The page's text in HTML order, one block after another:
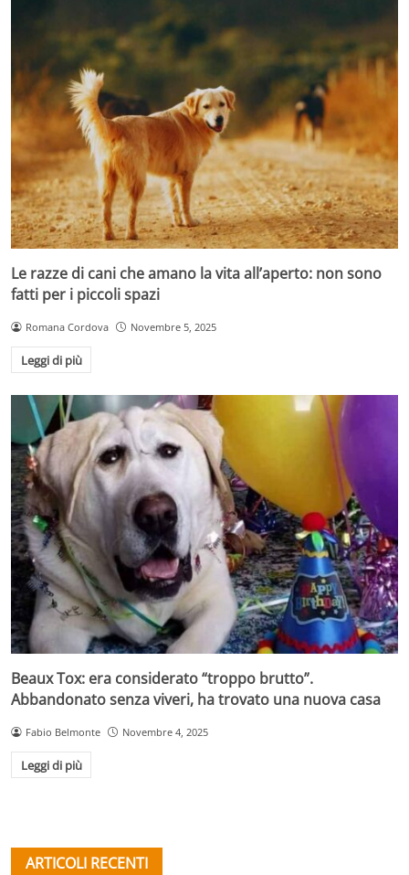
Le razze di cani che amano la vita all’aperto: non sono
fatti per i piccoli spazi
Romana Cordova Novembre 5, 2025
Leggi di più
Beaux Tox: era considerato “troppo brutto”.
Abbandonato senza viveri, ha trovato una nuova casa
Fabio Belmonte Novembre 4, 2025
Leggi di più
ARTICOLI RECENTI